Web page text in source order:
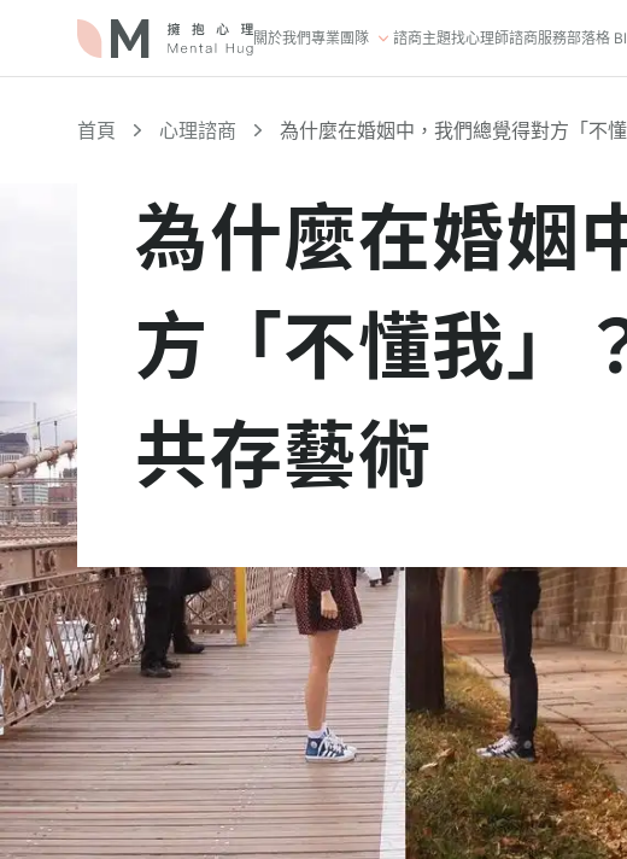
關於我們專業團隊 諮商主題找心理師諮商服務部落格
首頁 心理諮商 為什麼在婚姻中，我們總覺得對方「
為什麼在婚姻
方「不懂我
共存藝術